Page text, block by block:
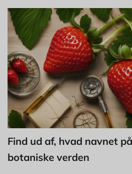
Find ud af, hvad navnet
botaniske verden